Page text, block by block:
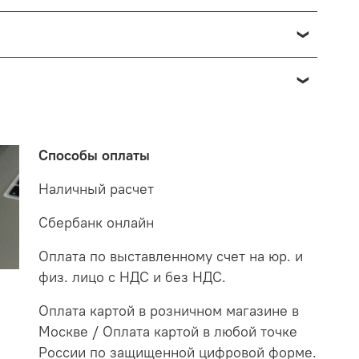
отнести к браку, при наличии товара в пункте
от 7 до 14 дней. За данное период мы закажем
старого образца потребуются больше в
покупая LED светильники не только
Способы оплаты
Наличный расчет
Сбербанк онлайн
Оплата по выставленному счет на юр. и
физ. лицо с НДС и без НДС.
Оплата картой в розничном магазине в
Москве / Оплата картой в любой точке
России по защищенной цифровой форме.